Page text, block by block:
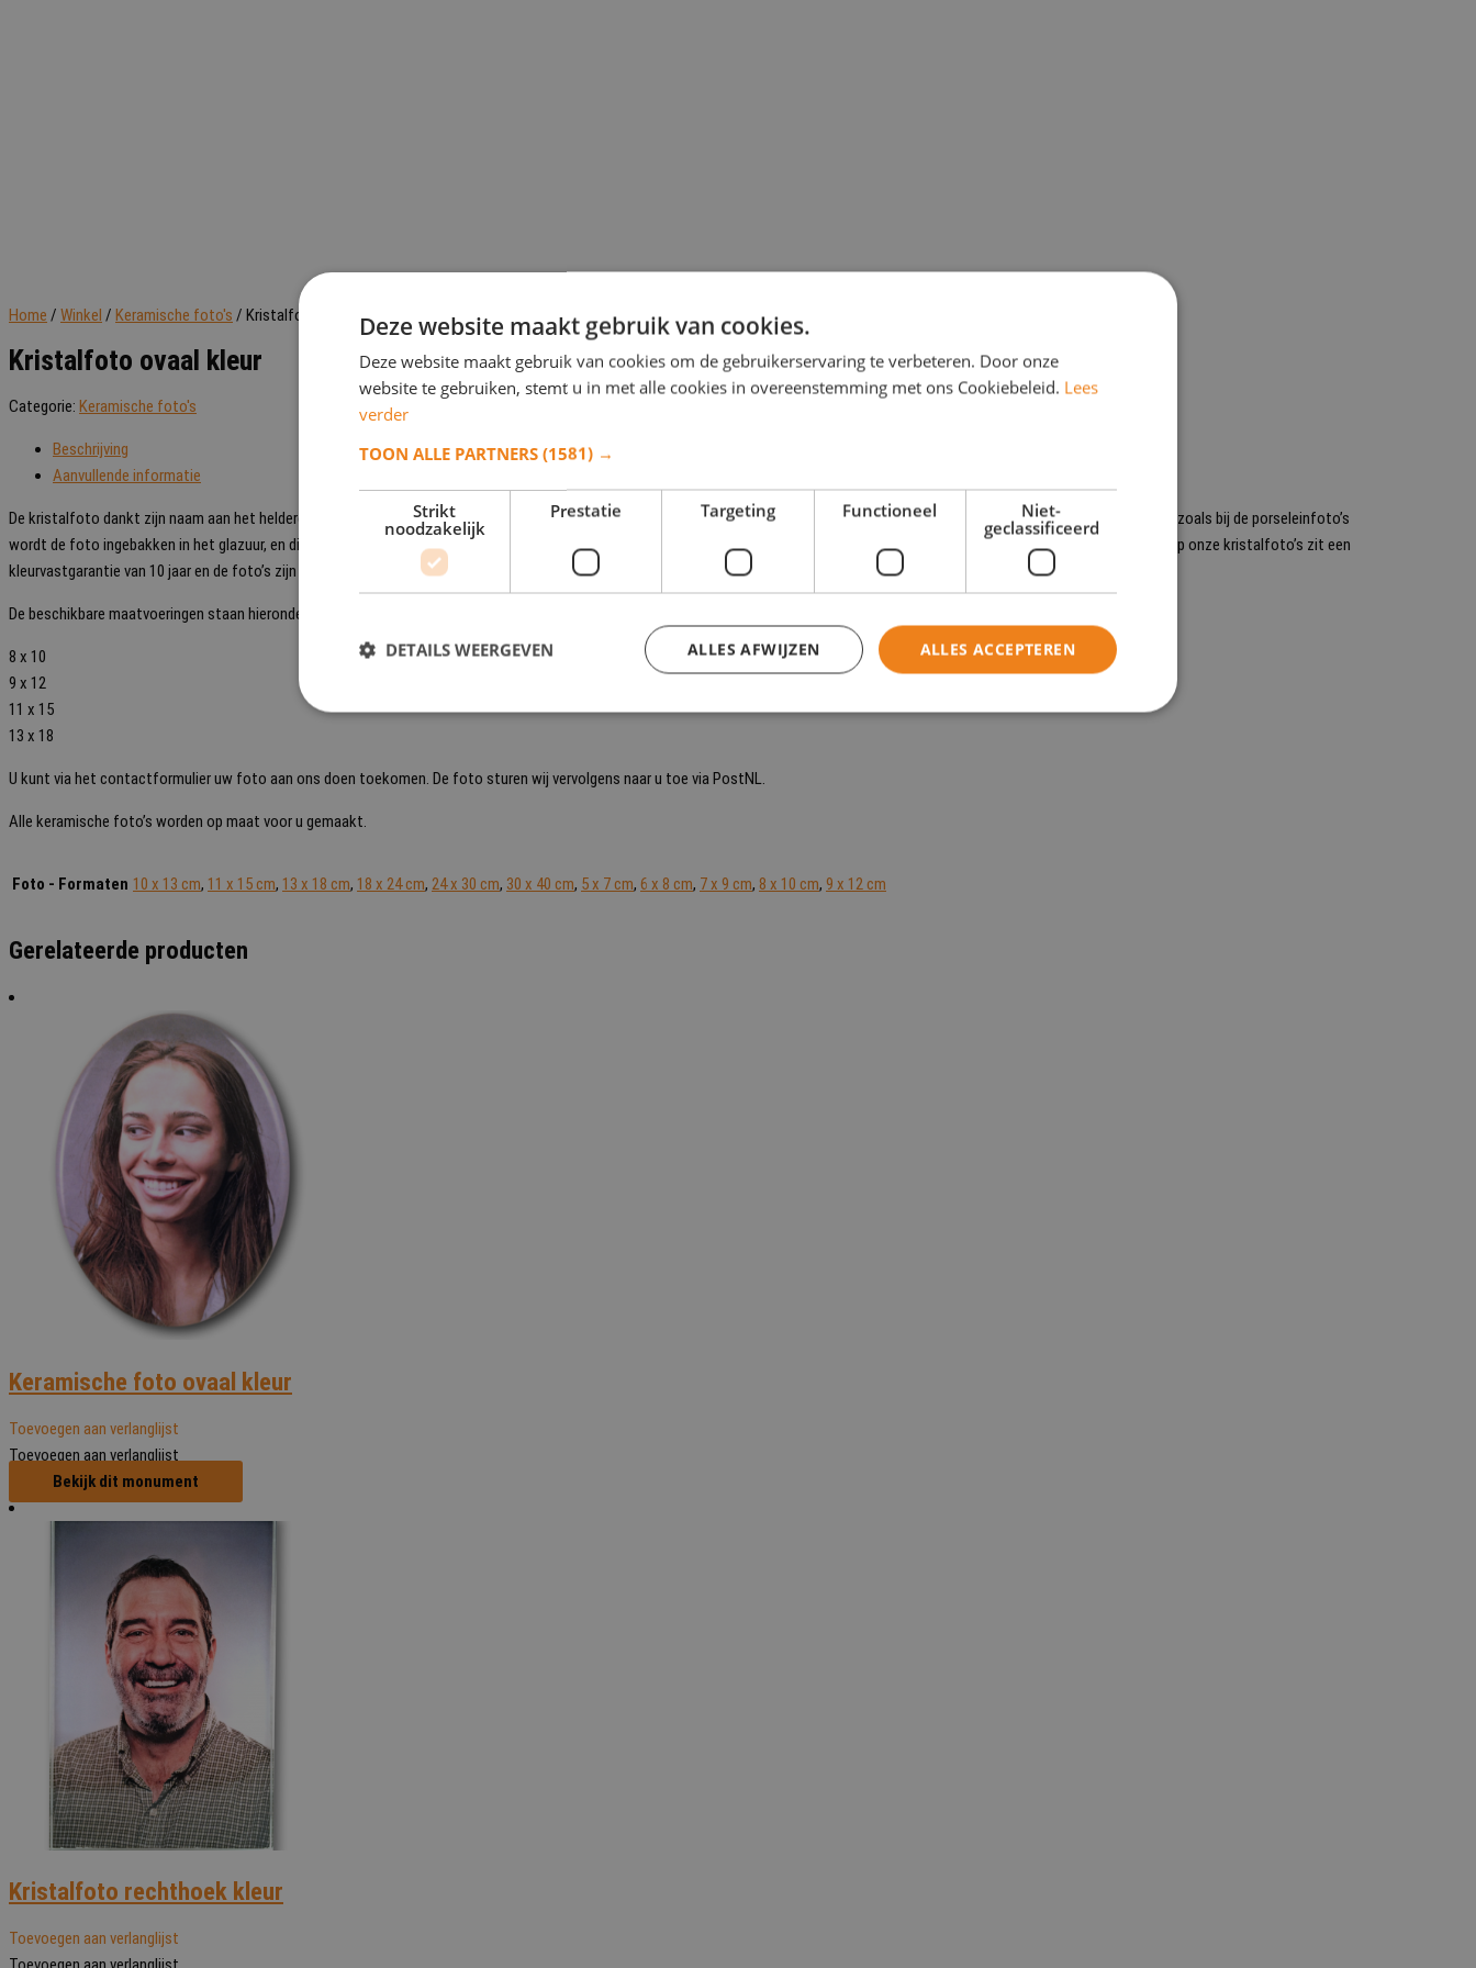
Home / Winkel / Keramische foto's / Kristalfoto ovaal kleur
Kristalfoto ovaal kleur
Categorie: Keramische foto's
Beschrijving
Aanvullende informatie
De kristalfoto dankt zijn naam aan het heldere glas waarop de foto is ingebakken. Aan het (venster)glas wordt zeer veel lood toegevoegd. waardoor het zijn groene schijn verliest. Net zoals bij de porseleinfoto’s
wordt de foto ingebakken in het glazuur, en dit op een temperatuur van ongeveer 600 °C. Kristalfoto’s zijn om die reden dan ook een pak duurzamer dan, bijvoorbeeld, polyesterfoto’s. Op onze kristalfoto’s zit een
kleurvastgarantie van 10 jaar en de foto’s zijn ook uit te voeren zonder omranding.
De beschikbare maatvoeringen staan hieronder:
8 x 10
9 x 12
11 x 15
13 x 18
U kunt via het contactformulier uw foto aan ons doen toekomen. De foto sturen wij vervolgens naar u toe via PostNL.
Alle keramische foto’s worden op maat voor u gemaakt.
Foto - Formaten 10 x 13 cm, 11 x 15 cm, 13 x 18 cm, 18 x 24 cm, 24 x 30 cm, 30 x 40 cm, 5 x 7 cm, 6 x 8 cm, 7 x 9 cm, 8 x 10 cm, 9 x 12 cm
Gerelateerde producten
Keramische foto ovaal kleur
Toevoegen aan verlanglijst
Toevoegen aan verlanglijst
Bekijk dit monument
Kristalfoto rechthoek kleur
Toevoegen aan verlanglijst
Deze website maakt gebruik van cookies.
Deze website maakt gebruik van cookies om de gebruikerservaring te verbeteren. Door onze
website te gebruiken, stemt u in met alle cookies in overeenstemming met ons Cookiebeleid. Lees
verder
TOON ALLE PARTNERS (1581) →
Strikt
noodzakelijk
Prestatie Targeting Functioneel
Niet-
geclassificeerd
ALLES ACCEPTEREN
ALLES AFWIJZEN
DETAILS WEERGEVEN